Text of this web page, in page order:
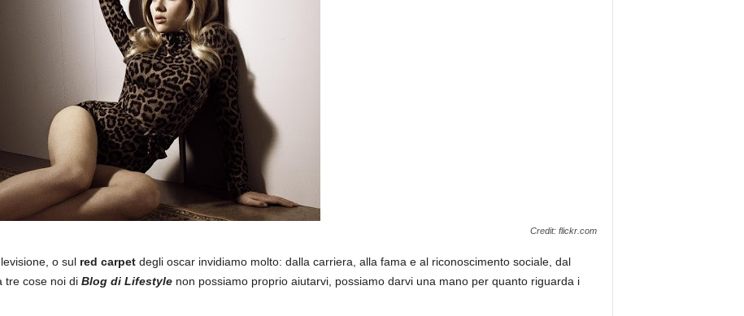
Credit: flickr.com
o sul red carpetdegli oscar invidiamo molto: dalla carriera, alla fama e al riconoscimento sociale, dal
tre cose noi di Blog di Lifestylenon possiamo proprio aiutarvi, possiamo darvi una mano per quanto riguarda i